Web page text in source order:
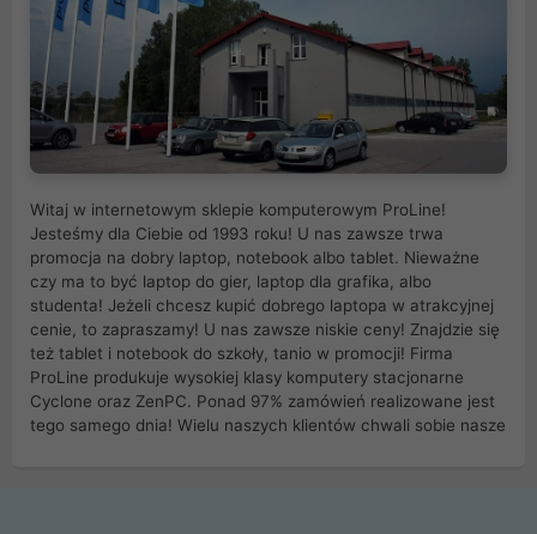
Witaj w internetowym sklepie komputerowym ProLine!
Jesteśmy dla Ciebie od 1993 roku! U nas zawsze trwa
promocja na dobry laptop, notebook albo tablet. Nieważne
czy ma to być laptop do gier, laptop dla grafika, albo
studenta! Jeżeli chcesz kupić dobrego laptopa w atrakcyjnej
cenie, to zapraszamy! U nas zawsze niskie ceny! Znajdzie się
też tablet i notebook do szkoły, tanio w promocji! Firma
ProLine produkuje wysokiej klasy komputery stacjonarne
Cyclone oraz ZenPC. Ponad 97% zamówień realizowane jest
tego samego dnia! Wielu naszych klientów chwali sobie nasze